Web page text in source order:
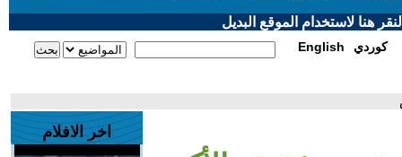
هنا لاستخدام الموقع البديل
English كوردي
اخر الافلام